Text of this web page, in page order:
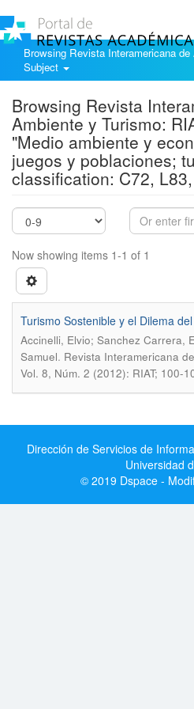
Browsing Revista Interamericana
Subject
Browsing Revista
Ambiente y Turismo:
"Medio ambiente y
juegos y poblaciones;
classification: C72,
Now showing items 1-1 of 1
Turismo Sostenible y el Dilema
Accinelli, Elvio; Sanchez Carrera,
Samuel. Revista Interamericana
Vol. 8, Núm. 2 (2012): RIAT; 100-
Dirección de Servicios de
Universidad
© 2019 Dspace -